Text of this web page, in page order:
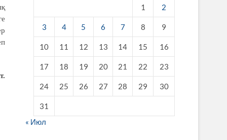
1 2
3 4 5 6 7 8 9
10 11 12 13 14 15 16
17 18 19 20 21 22 23
24 25 26 27 28 29 30
31
« Июл